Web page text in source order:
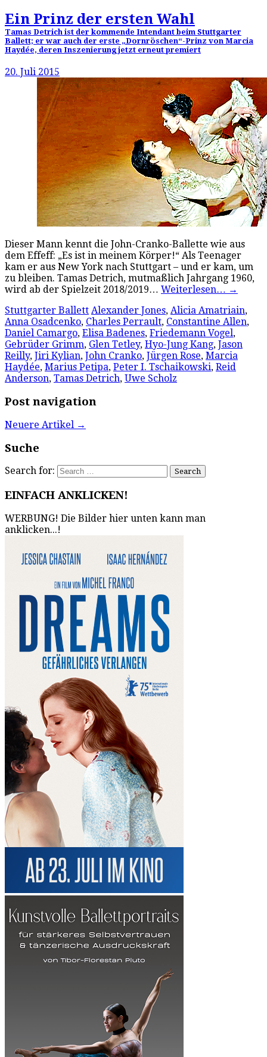
Ein Prinz der ersten Wahl
Tamas Detrich ist der kommende Intendant beim Stuttgarter
Ballett; er war auch der erste „Dornröschen“-Prinz von Marcia
Haydée, deren Inszenierung jetzt erneut premiert
20. Juli 2015
Dieser Mann kennt die John-Cranko-Ballette wie aus
dem Effeff: „Es ist in meinem Körper!“ Als Teenager
kam er aus New York nach Stuttgart – und er kam, um
zu bleiben. Tamas Detrich, mutmaßlich Jahrgang 1960,
wird ab der Spielzeit 2018/2019… Weiterlesen… →
Stuttgarter Ballett Alexander Jones, Alicia Amatriain,
Anna Osadcenko, Charles Perrault, Constantine Allen,
Daniel Camargo, Elisa Badenes, Friedemann Vogel,
Gebrüder Grimm, Glen Tetley, Hyo-Jung Kang, Jason
Reilly, Jiri Kylian, John Cranko, Jürgen Rose, Marcia
Haydée, Marius Petipa, Peter I. Tschaikowski, Reid
Anderson, Tamas Detrich, Uwe Scholz
Post navigation
Neuere Artikel →
Suche
Search for:
EINFACH ANKLICKEN!
WERBUNG! Die Bilder hier unten kann man
anklicken...!